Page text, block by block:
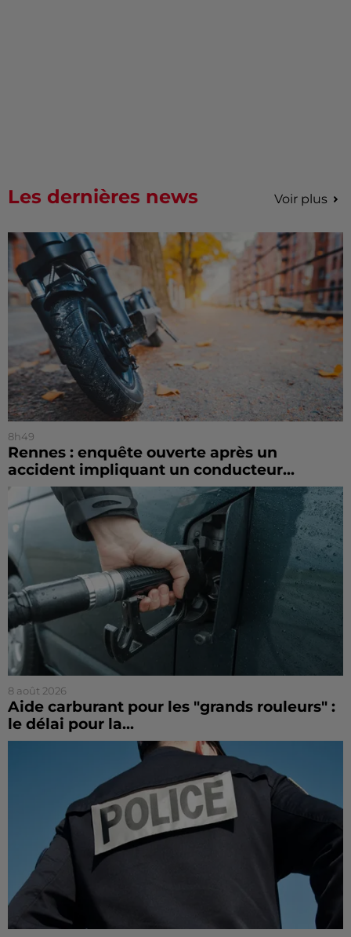
Les dernières news Voir plus
8h49
Rennes : enquête ouverte après un
accident impliquant un conducteur...
8 août 2026
Aide carburant pour les "grands rouleurs" :
le délai pour la...